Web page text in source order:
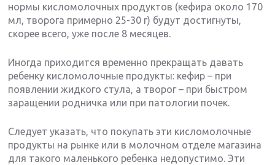
нормы кисломолочных продуктов (кефира около 170
мл, творога примерно 25-30 г) будут достигнуты,
скорее всего, уже после 8 месяцев.
Иногда приходится временно прекращать давать
ребенку кисломолочные продукты: кефир – при
появлении жидкого стула, а творог – при быстром
заращении родничка или при патологии почек.
Следует указать, что покупать эти кисломолочные
продукты на рынке или в молочном отделе магазина
для такого маленького ребенка недопустимо. Эти